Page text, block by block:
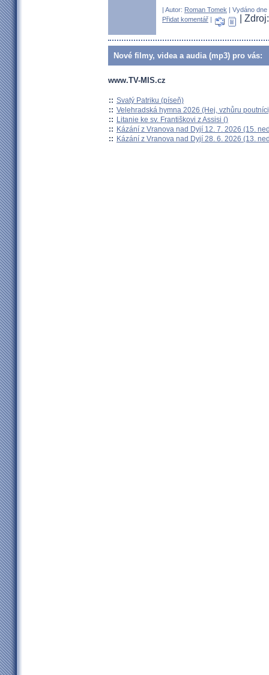
| Autor: Roman Tomek | Vydáno
Přidat komentář | |
Nové filmy, videa a audia (mp3) pro vás:
www.TV-MIS.cz
:: Svatý Patriku (píseň)
:: Velehradská hymna 2026 (Hej, vzhůru
:: Litanie ke sv. Františkovi z Assisi ()
:: Kázání z Vranova nad Dyjí 12. 7. 2026 (15.
:: Kázání z Vranova nad Dyjí 28. 6. 2026 (13.